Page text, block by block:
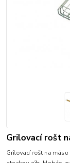
Grilovací rošt
Grilovací rošt na